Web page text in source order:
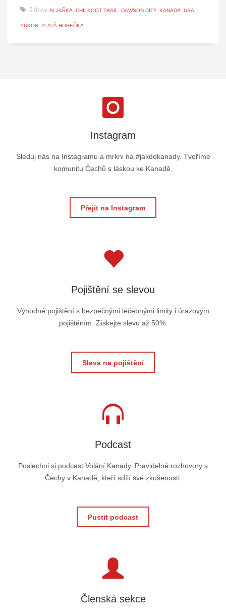
ŠTÍTKY: ALJAŠKA, CHILKOOT TRAIL, DAWSON CITY, KANADA, USA,
YUKON, ZLATÁ HOREČKA
Instagram
Sleduj nás na Instagramu a mrkni na #jakdokanady. Tvoříme
komunitu Čechů s láskou ke Kanadě.
Přejít na Instagram
Pojištění se slevou
Výhodné pojištění s bezpečnými léčebnými limity i úrazovým
pojištěním. Získejte slevu až 50%.
Sleva na pojištění
Podcast
Poslechni si podcast Volání Kanady. Pravidelné rozhovory s
Čechy v Kanadě, kteří sdílí své zkušenosti.
Pustit podcast
Členská sekce